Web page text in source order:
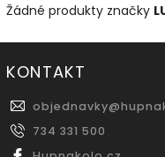
Žádné produkty značky
KONTAKT
objednavky@
734 331 500